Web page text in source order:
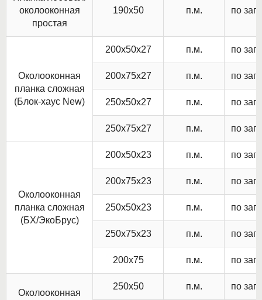
околооконная
простая
190х50 п.м. по
Околооконная
планка сложная
(Блок-хаус New)
200х50х27 п.м. по
200х75х27 п.м. по
250х50х27 п.м. по
250х75х27 п.м. по
Околооконная
планка сложная
(БХ/ЭкоБрус)
200х50х23 п.м. по
200х75х23 п.м. по
250х50х23 п.м. по
250х75х23 п.м. по
200х75 п.м. по
Околооконная
250х50 п.м. по